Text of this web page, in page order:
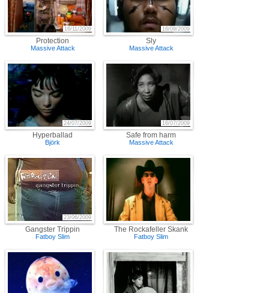
Protection
16/11/2009
Massive Attack
Sly
16/09/2009
Massive Attack
Hyperballad
24/07/2009
Björk
Safe from harm
16/07/2009
Massive Attack
Gangster Trippin
23/06/2009
Fatboy Slim
The Rockafeller Skank
Fatboy Slim